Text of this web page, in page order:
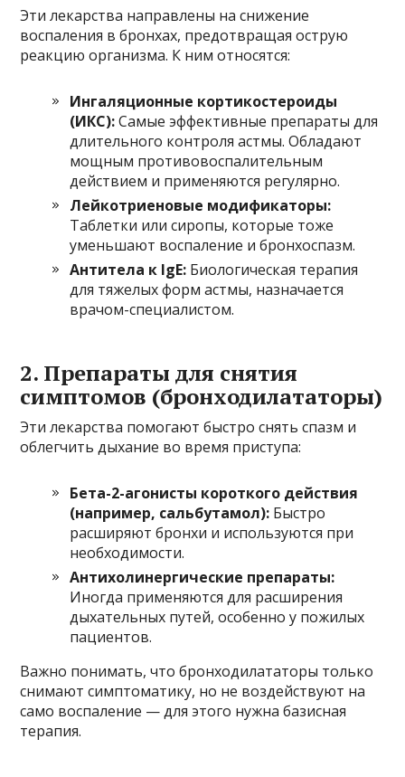
Эти лекарства направлены на снижение
воспаления в бронхах, предотвращая острую
реакцию организма. К ним относятся:
Ингаляционные кортикостероиды
(ИКС):Самые эффективные препараты для
длительного контроля астмы. Обладают
мощным противовоспалительным
действием и применяются регулярно.
Лейкотриеновые модификаторы:
Таблетки или сиропы, которые тоже
уменьшают воспаление и бронхоспазм.
Антитела к IgE: Биологическая терапия
для тяжелых форм астмы, назначается
врачом-специалистом.
2. Препараты для снятия
симптомов (бронходилататоры)
Эти лекарства помогают быстро снять спазм и
облегчить дыхание во время приступа:
Бета-2-агонисты короткого действия
(например, сальбутамол): Быстро
расширяют бронхи и используются при
необходимости.
Антихолинергические препараты:
Иногда применяются для расширения
дыхательных путей, особенно у пожилых
пациентов.
Важно понимать, что бронходилататоры только
снимают симптоматику, но не воздействуют на
само воспаление — для этого нужна базисная
терапия.